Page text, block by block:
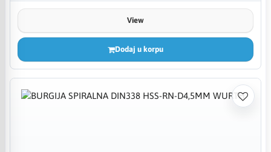
View
Dodaj u korpu